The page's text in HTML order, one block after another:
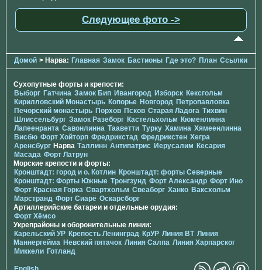
Следующее фото ->
Домой > Нарва: Главная Замок Бастионы Где это? План Ссылки
Сухопутные форты и крепости:
Выборг Гатчина Замок Бип Ивангород Изборск Кексгольм
Кирилловский Монастырь Копорье Новгород Петропавловка
Печорcкий монастырь Порхов Псков Старая Ладога Тихвин
Шлиссельбург Замок Разеборг Кастельхольм Кюменлинна
Лапеенранта Савонлинна Тааветти Турку Хамина Хямеенлинна
Висбю Форт Хойторп Фредрикстад Фредрикстен Хегра
Аренсбург Нарва Таллинн Антипатрис Иерусалим Кесария
Масада Форт Латрун
Морские крепости и форты:
Кронштадт: город и о. Котлин Кронштадт: форты Северные
Кронштадт: Форты Южные Тронгзунд Форт Александр Форт Ино
Форт Красная Горка Свартхольм Свеаборг Ханко Ваксхольм
Марстранд Форт Сиарё Оскарсборг
Артиллерийские батареи и отдельные орудия:
Форт Хёмсо
Укрепрайоны и оборонительные линии:
Карельский УР Крепость Ленинград КрУР Линия ВТ Линия
Маннергейма Невский пятачок Линия Салпа Линия Харпарског
Миккели Готланд